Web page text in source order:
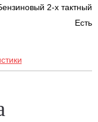
2-х тактный
Есть